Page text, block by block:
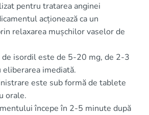
pentru tratarea anginei
acționează ca un
relaxarea mușchilor vaselor de
de isordil este de 5-20 mg, de 2-3
imediată.
este sub formă de tablete
orale.
începe în 2-5 minute după